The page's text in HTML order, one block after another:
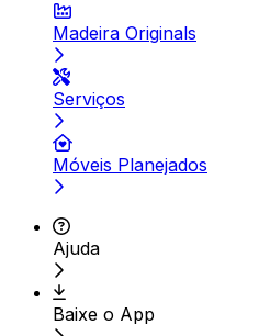
Madeira Originals
Serviços
Móveis Planejados
Ajuda
Baixe o App